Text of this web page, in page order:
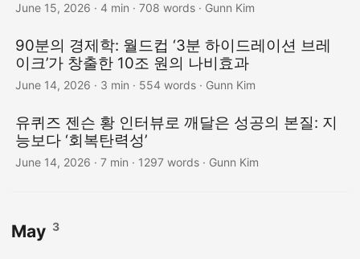
June 15, 2026 · 4 min · 708 words · Gunn Kim
90분의 경제학: 월드컵 ‘3분 하이드레이션 브레
이크’가 창출한 10조 원의 나비효과
June 14, 2026 · 3 min · 554 words · Gunn Kim
유퀴즈 젠슨 황 인터뷰로 깨달은 성공의 본질: 지
능보다 ‘회복탄력성’
June 14, 2026 · 7 min · 1297 words · Gunn Kim
May 3